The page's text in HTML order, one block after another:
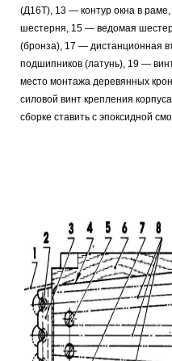
(Д16Т), 13 — контур окна в
шестерня, 15 — ведомая
(бронза), 17 — дистанционная
подшипников (латунь), 19 —
место монтажа деревянных
силовой винт крепления
сборке ставить с эпоксидной